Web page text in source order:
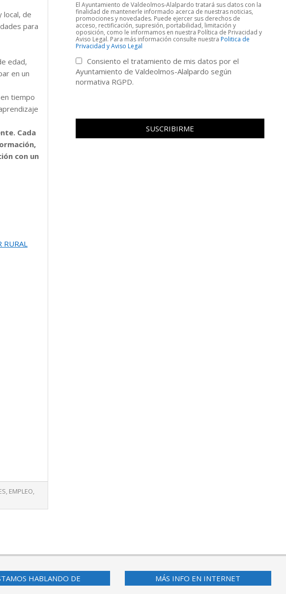
local, de
para
edad,
en un
tiempo
Cada
con un
RURAL
, EMPLEO,
El Ayuntamiento de Valdeolmos-Alalpardo tratará sus datos con la
finalidad de mantenerle informado acerca de nuestras noticias,
promociones y novedades. Puede ejercer sus derechos de
acceso, rectificación, supresión, portabilidad, limitación y
oposición, como le informamos en nuestra Política de Privacidad y
Aviso Legal. Para más información consulte nuestraPolitica de
Privacidad y Aviso Legal
Consiento el tratamiento de mis datos por el
Ayuntamiento de Valdeolmos-Alalpardo según
normativa RGPD.
HABLANDO DE MÁS INFO EN INTERNET